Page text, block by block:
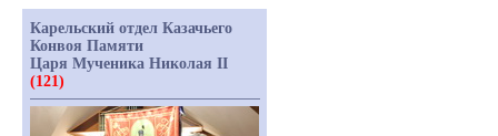
Карельский отдел Казачьего
Конвоя Памяти
Царя Мученика Николая II
(121)